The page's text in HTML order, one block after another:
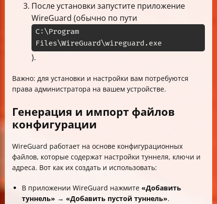
После установки запустите приложение
WireGuard (обычно по пути
C:\Program
Files\WireGuard\wireguard.exe
).
Важно: для установки и настройки вам потребуются
права администратора на вашем устройстве.
Генерация и импорт файлов
конфигурации
WireGuard работает на основе конфигурационных
файлов, которые содержат настройки туннеля, ключи и
адреса. Вот как их создать и использовать:
В приложении WireGuard нажмите «Добавить
туннель» → «Добавить пустой туннель».